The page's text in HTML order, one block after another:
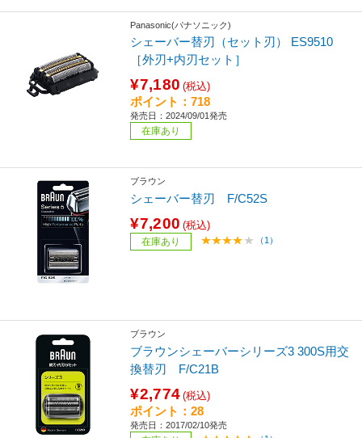
Panasonic(パナソニック)
シェーバー替刃（セット刃） ES9510
［外刃+内刃セット］
¥7,180 (税込)
ポイント：718
発売日：2024/09/01発売
在庫あり
ブラウン
シェーバー替刃 F/C52S
¥7,200 (税込)
在庫あり （1）
ブラウン
ブラウンシェーバーシリーズ3 300S用交
換替刃 F/C21B
¥2,774 (税込)
ポイント：28
発売日：2017/02/10発売